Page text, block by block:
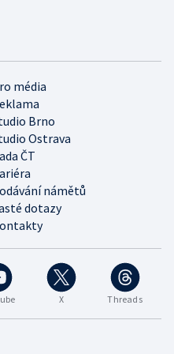
X Threads
média
Brno
Ostrava
ČT
námětů
dotazy